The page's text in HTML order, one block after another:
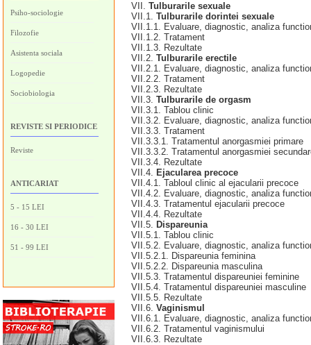
Psiho-sociologie
Filozofie
Asistenta sociala
Logopedie
Sociobiologia
REVISTE SI PERIODICE
Reviste
ANTICARIAT
5 - 15 LEI
16 - 30 LEI
51 - 99 LEI
VII. Tulburarile sexuale
VII.1. Tulburarile dorintei sexuale
VII.1.1. Evaluare, diagnostic, analiza
VII.1.2. Tratament
VII.1.3. Rezultate
VII.2. Tulburarile erectile
VII.2.1. Evaluare, diagnostic, analiza
VII.2.2. Tratament
VII.2.3. Rezultate
VII.3. Tulburarile de orgasm
VII.3.1. Tablou clinic
VII.3.2. Evaluare, diagnostic, analiza
VII.3.3. Tratament
VII.3.3.1. Tratamentul anorgasmiei primare
VII.3.3.2. Tratamentul anorgasmiei
VII.3.4. Rezultate
VII.4. Ejacularea precoce
VII.4.1. Tabloul clinic al ejacularii precoce
VII.4.2. Evaluare, diagnostic, analiza
VII.4.3. Tratamentul ejacularii precoce
VII.4.4. Rezultate
VII.5. Dispareunia
VII.5.1. Tablou clinic
VII.5.2. Evaluare, diagnostic, analiza
VII.5.2.1. Dispareunia feminina
VII.5.2.2. Dispareunia masculina
VII.5.3. Tratamentul dispareuniei feminine
VII.5.4. Tratamentul dispareuniei masculine
VII.5.5. Rezultate
VII.6. Vaginismul
VII.6.1. Evaluare, diagnostic, analiza
VII.6.2. Tratamentul vaginismului
VII.6.3. Rezultate